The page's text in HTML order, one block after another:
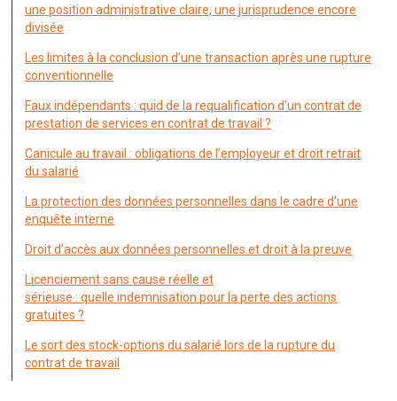
une position administrative claire, une jurisprudence encore
divisée
Les limites à la conclusion d’une transaction après une rupture
conventionnelle
Faux indépendants : quid de la requalification d’un contrat de
prestation de services en contrat de travail ?
Canicule au travail : obligations de l’employeur et droit retrait
du salarié
La protection des données personnelles dans le cadre d’une
enquête interne
Droit d’accès aux données personnelles et droit à la preuve
Licenciement sans cause réelle et
sérieuse : quelle indemnisation pour la perte des actions
gratuites ?
Le sort des stock-options du salarié lors de la rupture du
contrat de travail